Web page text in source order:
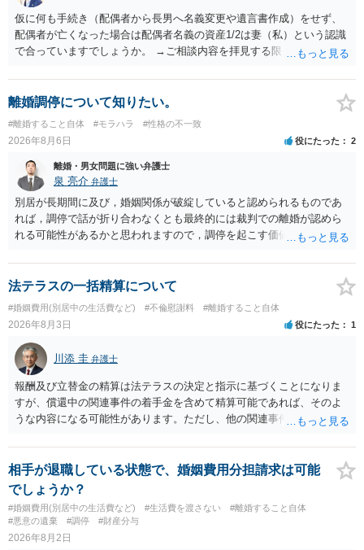
仮に何も手続き（配偶者から長男へ名義変更や遺言書作成）をせず、
配偶者が亡くなった場合は配偶者名義の資産1/2は妻（私）という認識
で合っていますでしょうか。 →ご相談内容を拝見する限りでは、その
完全に所有する場合は、他の相続人に対して自宅の評価額の１/２の代
償金の支払いが必要になります。
離婚調停について知りたい。
#離婚すること自体 #モラハラ #性格の不一致
2026年8月6日 役にたった 2
離婚・男女問題に強い弁護士
泉 亮介 弁護士
別居が長期間に及び，婚姻関係が破綻していると認められるものであ
れば，調停で話が折り合わなくとも最終的には裁判での離婚が認めら
れる可能性があるかと思われますので，調停を起こす価値はあるよう
は調停が成立するということはないため，相手が合意するメリットを
だしてでも調停で終わらせるよう努めるのか，裁判離婚を見据えて調
停での離婚に固執しないかいずれかの対応は必要となるかと思われま
す。 お一人で対応するのは難しい側面もありますので弁護士を立てる
ことを検討されると良いかと思われます。
法テラスの一括精算について
#婚姻費用(別居中の生活費など) #不倫慰謝料 #離婚すること自体
2026年8月3日 役にたった 1
川添 圭 弁護士
報酬及び立替金の精算は法テラスの決定と指示に基づくことになりま
すが、償還中の関連事件の着手金を含めて精算可能であれば、そのよ
うな内容になる可能性があります。ただし、他の関連事件でも相手方
情によって対応が違いますので、法テラスへお尋ねいただいた方が確
実です。
相手が退職している状態で、婚姻費用分担請求は可能
でしょうか？
#婚姻費用(別居中の生活費など) #生活費を渡さない
#離婚すること自体
#悪意の遺棄
#調停 #財産分与
2026年8月2日